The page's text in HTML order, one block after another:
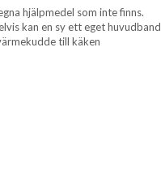
hjälpmedel som inte finns.
kan en sy ett eget huvudband
till käken